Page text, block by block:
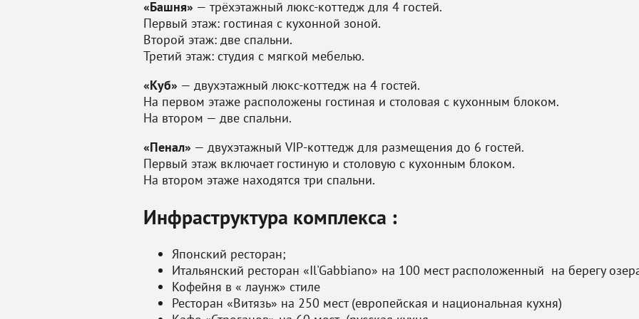
«Башня» — трёхэтажный люкс-коттедж для 4 гостей.
Первый этаж: гостиная с кухонной зоной.
Второй этаж: две спальни.
Третий этаж: студия с мягкой мебелью.
«Куб» — двухэтажный люкс-коттедж на 4 гостей.
На первом этаже расположены гостиная и столовая с кухонным блоком.
На втором — две спальни.
«Пенал» — двухэтажный VIP-коттедж для размещения до 6 гостей.
Первый этаж включает гостиную и столовую с кухонным блоком.
На втором этаже находятся три спальни.
Инфраструктура комплекса :
Японский ресторан;
Итальянский ресторан «Il'Gabbiano» на 100 мест расположенный на берегу
Кофейня в « лаунж» стиле
Ресторан «Витязь» на 250 мест (европейская и национальная кухня)